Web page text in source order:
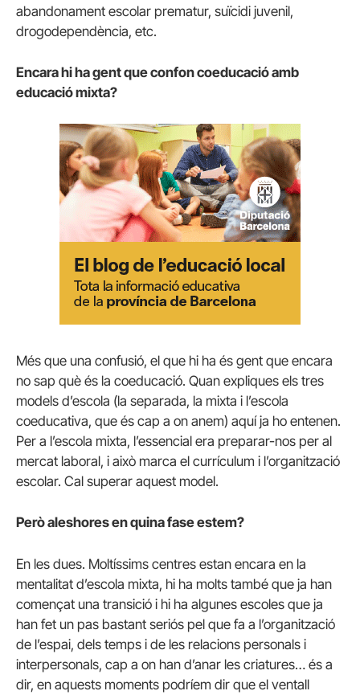
abandonament escolar prematur, suïcidi juvenil,
drogodependència, etc.
Encara hi ha gent que confon coeducació amb
educació mixta?
Més que una confusió, el que hi ha és gent que encara
no sap què és la coeducació. Quan expliques els tres
models d’escola (la separada, la mixta i l’escola
coeducativa, que és cap a on anem) aquí ja ho entenen.
Per a l’escola mixta, l’essencial era preparar-nos per al
mercat laboral, i això marca el currículum i l’organització
escolar. Cal superar aquest model.
Però aleshores en quina fase estem?
En les dues. Moltíssims centres estan encara en la
mentalitat d’escola mixta, hi ha molts també que ja han
començat una transició i hi ha algunes escoles que ja
han fet un pas bastant seriós pel que fa a l’organització
de l’espai, dels temps i de les relacions personals i
interpersonals, cap a on han d’anar les criatures… és a
dir, en aquests moments podríem dir que el ventall